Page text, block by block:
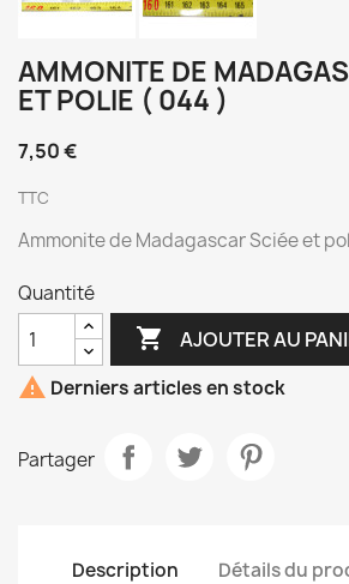
AMMONITE DE
ET POLIE ( 044 )
7,50 €
TTC
Ammonite de Madagascar Sciée et
Quantité
 AJOUTER AU
 Derniers articles en stock
Partager
Description Détails du